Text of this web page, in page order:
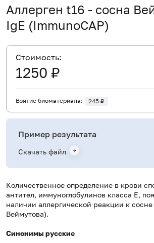
Аллерген t16 - сосна
IgE (ImmunoCAP)
Количественное определение в крови
антител, иммуноглобулинов класса E,
наличии аллергической реакции к
Веймутова).
Синонимы русские
Cтоимость:
1250 ₽
Взятие биоматериала: 245 ₽
Пример результата
Скачать файл